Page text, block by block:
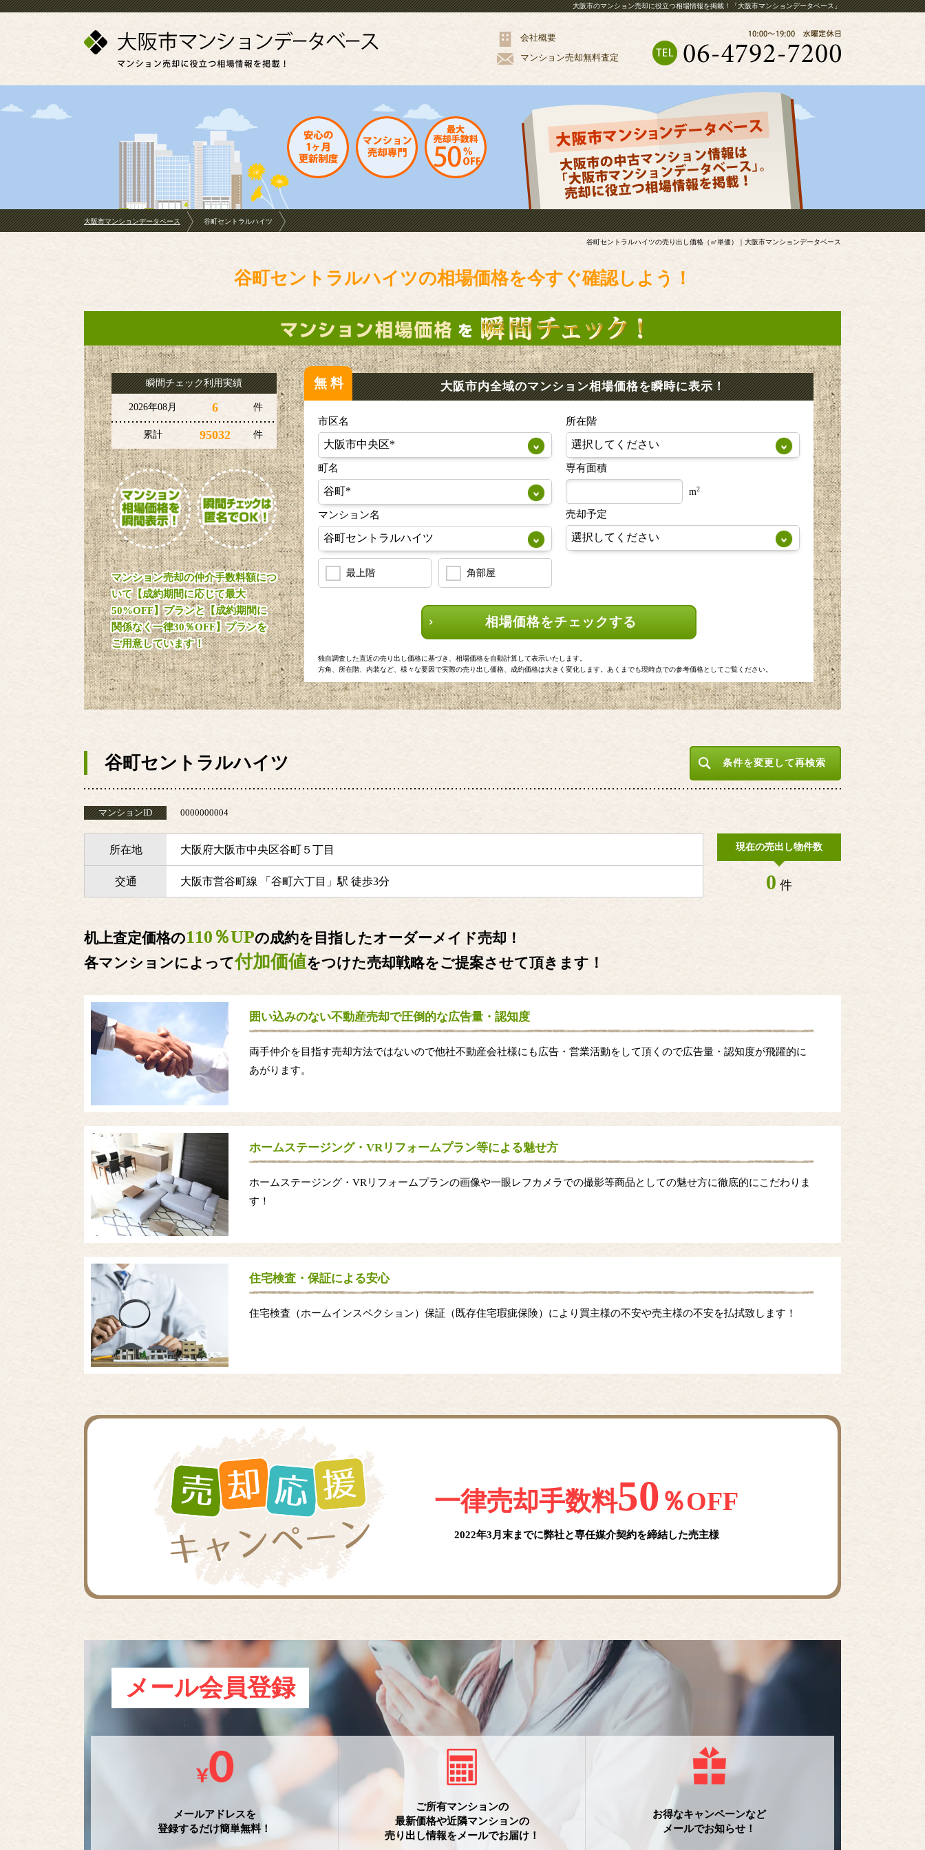
大阪市のマンション売却に役立つ相場情報を掲載！「大阪市マンションデータベース」
会社概要
マンション売却無料査定
大阪市マンションデータベース 谷町セントラルハイツ
谷町セントラルハイツの売り出し価格（㎡単価）｜大阪市マンションデータベース
谷町セントラルハイツの相場価格を今すぐ確認しよう！
瞬間チェック利用実績
2026年08月 6 件
累計 95032 件
マンション売却の仲介手数料額につ
いて【成約期間に応じて最大
50%OFF】プランと【成約期間に
関係なく一律30％OFF】プランを
ご用意しています！
無料 大阪市内全域のマンション相場価格を瞬時に表示！
市区名
町名
マンション名
最上階 角部屋
所在階
専有面積
m2
売却予定
相場価格をチェックする
独自調査した直近の売り出し価格に基づき、相場価格を自動計算して表示いたします。
方角、所在階、内装など、様々な要因で実際の売り出し価格、成約価格は大きく変化します。あくまでも現時点での参考価格としてご覧ください。
谷町セントラルハイツ 条件を変更して再検索
マンションID 0000000004
所在地 大阪府大阪市中央区谷町５丁目
交通 大阪市営谷町線 「谷町六丁目」駅 徒歩3分
現在の売出し物件数
0 件
机上査定価格の110％UPの成約を目指したオーダーメイド売却！
各マンションによって付加価値をつけた売却戦略をご提案させて頂きます！
囲い込みのない不動産売却で圧倒的な広告量・認知度
両手仲介を目指す売却方法ではないので他社不動産会社様にも広告・営業活動をして頂くので広告量・認知度が飛躍的に
あがります。
ホームステージング・VRリフォームプラン等による魅せ方
ホームステージング・VRリフォームプランの画像や一眼レフカメラでの撮影等商品としての魅せ方に徹底的にこだわりま
す！
住宅検査・保証による安心
住宅検査（ホームインスペクション）保証（既存住宅瑕疵保険）により買主様の不安や売主様の不安を払拭致します！
一律売却手数料50 ％OFF
2022年3月末までに弊社と専任媒介契約を締結した売主様
メール会員登録
メールアドレスを
登録するだけ簡単無料！
ご所有マンションの
最新価格や近隣マンションの
売り出し情報をメールでお届け！
お得なキャンペーンなど
メールでお知らせ！